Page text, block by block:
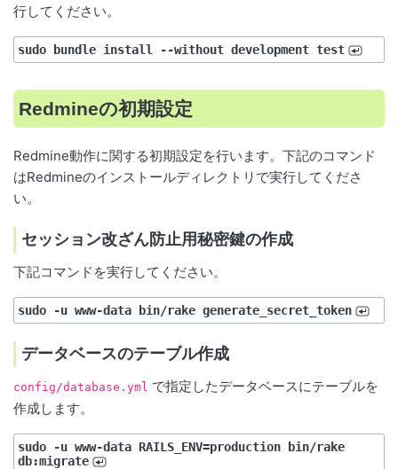
行してください。
sudo bundle install --without development test
Redmineの初期設定
Redmine動作に関する初期設定を行います。下記のコマンド
はRedmineのインストールディレクトリで実行してくださ
い。
セッション改ざん防止用秘密鍵の作成
下記コマンドを実行してください。
sudo -u www-data bin/rake generate_secret_token
データベースのテーブル作成
config/database.yml で指定したデータベースにテーブルを
作成します。
sudo -u www-data RAILS_ENV=production bin/rake
db:migrate